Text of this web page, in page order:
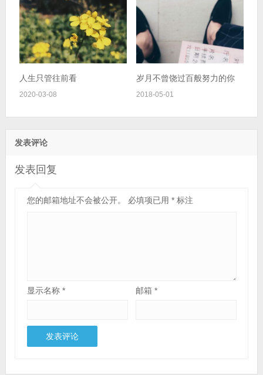
人生只管往前看
2020-03-08
岁月不曾饶过百般努力的你
2018-05-01
发表评论
发表回复
您的邮箱地址不会被公开。 必填项已用 *标注
显示名称 * 邮箱*